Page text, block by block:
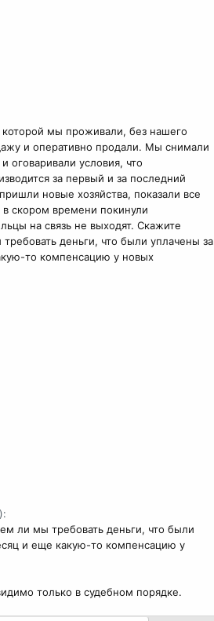
мы проживали, без нашего
и оперативно продали. Мы снимали
оговаривали условия, что
за первый и за последний
новые хозяйства, показали все
скором времени покинули
на связь не выходят. Скажите
деньги, что были уплачены за
то компенсацию у новых
ли мы требовать деньги, что были
и еще какую-то компенсацию у
только в судебном порядке.